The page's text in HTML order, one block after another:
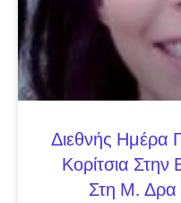
Διεθνής Ημέρα
Κορίτσια
Στη Μ. Δρα